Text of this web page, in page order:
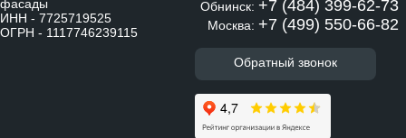
фасады
ИНН - 7725719525
ОГРН - 1117746239115
Обнинск: +7 (484) 399-62-73
Москва: +7 (499) 550-66-82
Обратный звонок